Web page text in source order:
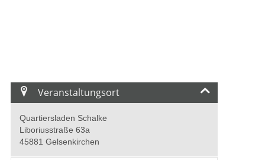
Veranstaltungsort
Quartiersladen Schalke
Liboriusstraße 63a
45881 Gelsenkirchen